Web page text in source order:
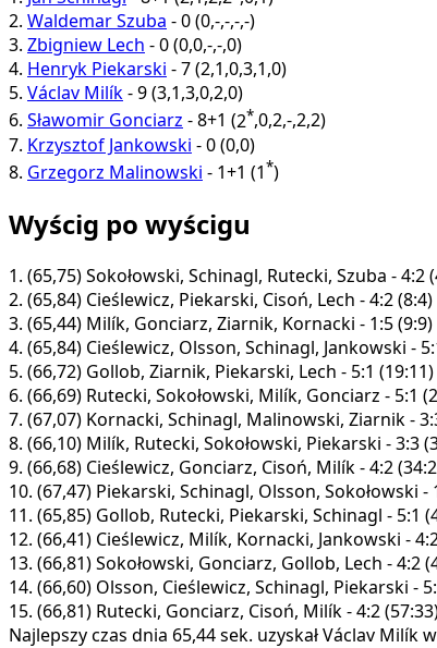
2. Waldemar Szuba -0(0,-,-,-,-)
3. Zbigniew Lech -0(0,0,-,-,0)
4. Henryk Piekarski -7(2,1,0,3,1,0)
5. Václav Milík-9(3,1,3,0,2,0)
6. Sławomir Gonciarz -8+1 (2*,0,2,-,2,2)
7. Krzysztof Jankowski -0(0,0)
8. Grzegorz Malinowski - 1+1 (1*)
Wyścig po wyścigu
1. (65,75)Sokołowski, Schinagl, Rutecki, Szuba - 4:2
2. (65,84) Cieślewicz, Piekarski, Cisoń, Lech - 4:2 (8:4)
3. (65,44) Milík, Gonciarz, Ziarnik, Kornacki - 1:5 (9:9)
4. (65,84) Cieślewicz, Olsson, Schinagl, Jankowski -
5. (66,72) Gollob, Ziarnik, Piekarski, Lech - 5:1 (19:11)
6. (66,69) Rutecki, Sokołowski, Milík, Gonciarz - 5:1
7. (67,07) Kornacki, Schinagl, Malinowski, Ziarnik -
8. (66,10) Milík, Rutecki, Sokołowski, Piekarski - 3:3
9. (66,68) Cieślewicz, Gonciarz, Cisoń, Milík - 4:2
10. (67,47) Piekarski, Schinagl, Olsson, Sokołowski -
11. (65,85) Gollob, Rutecki, Piekarski, Schinagl - 5:1
12. (66,41) Cieślewicz, Milík, Kornacki, Jankowski -
13. (66,81)Sokołowski, Gonciarz, Gollob, Lech - 4:2
14. (66,60) Olsson, Cieślewicz, Schinagl, Piekarski -
15. (66,81) Rutecki, Gonciarz, Cisoń, Milík - 4:2
Najlepszy czas dnia 65,44 sek. uzyskał Václav Milík